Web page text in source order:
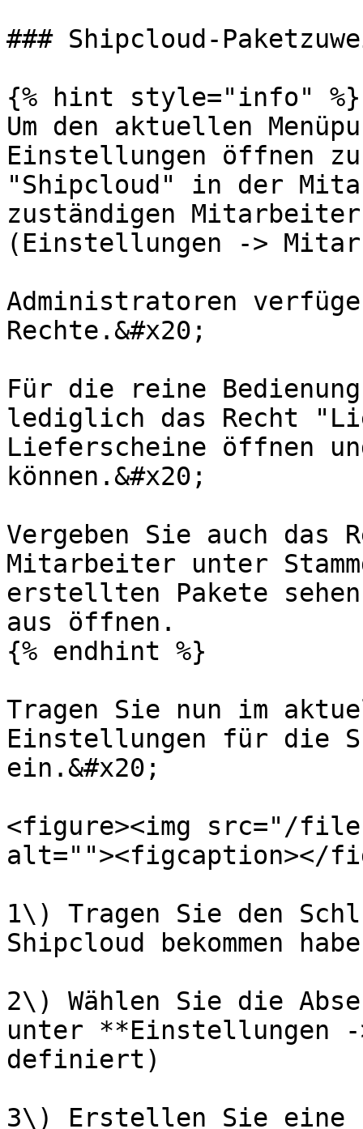
### Shipcloud-
{% hint style="info" %}
Um den aktuellen
Einstellungen öffnen zu
"Shipcloud" in der
zuständigen
(Einstellungen ->
Administratoren
Rechte.&#x20;
Für die reine
lediglich das Recht
Lieferscheine öffnen
können.&#x20;
Vergeben Sie auch
Mitarbeiter unter
erstellten Pakete
aus öffnen.
{% endhint %}
Tragen Sie nun im
Einstellungen für die
ein.&#x20;
<figure><img src="/
alt=""><figcaption></
1\) Tragen Sie den
Shipcloud bekommen
2\) Wählen Sie die
unter **Einstellungen
definiert)
3\) Erstellen Sie eine